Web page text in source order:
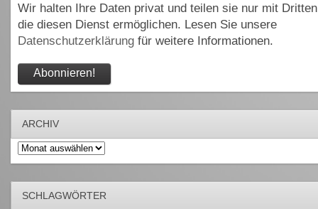
Wir halten Ihre Daten privat und teilen sie nur mit
die diesen Dienst ermöglichen. Lesen Sie unsere
Datenschutzerklärungfür weitere Informationen.
ARCHIV
Archiv
SCHLAGWÖRTER